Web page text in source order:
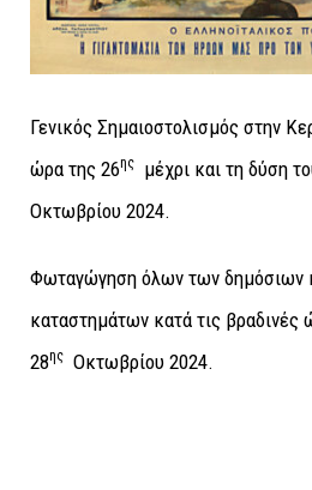
Γενικός Σημαιοστολισμός στην
ώρα της 26ης μέχρι και τη δύση
Οκτωβρίου 2024.
Φωταγώγηση όλων των δημόσιων
καταστημάτων κατά τις βραδινές
28ης Οκτωβρίου 2024.